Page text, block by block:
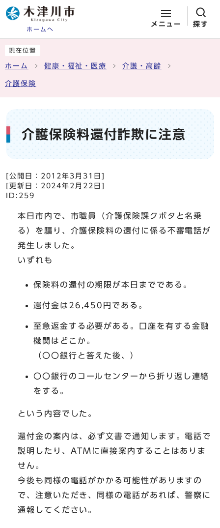
ホームへ
メニュー 探す
現在位置
ホーム 健康・福祉・医療 介護・高齢
介護保険
介護保険料還付詐欺に注意
[公開日： 2012年3月31日
[更新日： 2024年2月22日
ID:259
本日市内で、市職員（介護保険課クボタと名乗
る）を騙り、介護保険料の還付に係る不審電話が
発生しました。
いずれも
保険料の還付の期限が本日までである。
還付金は26,450円である。
至急返金する必要がある。口座を有する金融
機関はどこか。
（〇〇銀行と答えた後、）
〇〇銀行のコールセンターから折り返し連絡
をする。
という内容でした。
還付金の案内は、必ず文書で通知します。電話で
説明したり、ATMに直接案内することはありま
せん。
今後も同様の電話がかかる可能性がありますの
で、注意いただき、同様の電話があれば、警察に
通報してください。